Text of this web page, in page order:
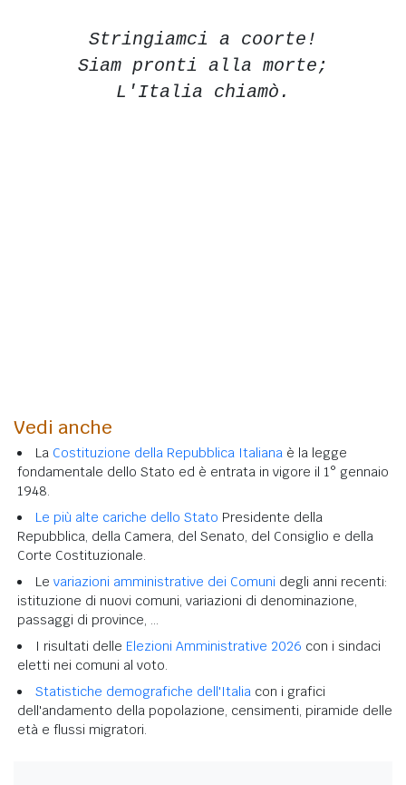
Stringiamci a coorte!
Siam pronti alla morte;
L'Italia chiamò.
Vedi anche
La Costituzione della Repubblica Italiana è la legge
fondamentale dello Stato ed è entrata in vigore il 1° gennaio
1948.
Le più alte cariche dello Stato Presidente della
Repubblica, della Camera, del Senato, del Consiglio e della
Corte Costituzionale.
Le variazioni amministrative dei Comuni degli anni recenti:
istituzione di nuovi comuni, variazioni di denominazione,
passaggi di province, ...
I risultati delle Elezioni Amministrative 2026 con i sindaci
eletti nei comuni al voto.
Statistiche demografiche dell'Italia con i grafici
dell'andamento della popolazione, censimenti, piramide delle
età e flussi migratori.